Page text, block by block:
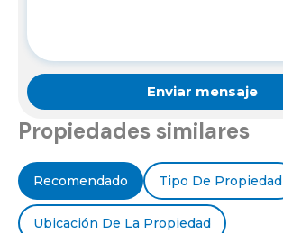
Propiedades similares
Recomendado Tipo De Propiedad
Ubicación De La Propiedad